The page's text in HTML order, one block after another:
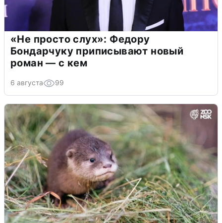
«Не просто слух»: Федору
Бондарчуку приписывают новый
роман — с кем
6 августа 99